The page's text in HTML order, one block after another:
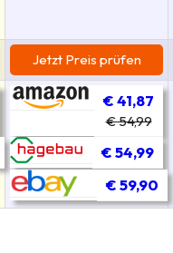
Jetzt Preis prüfen
€ 41,87
€ 54,99
€ 54,99
€ 59,90